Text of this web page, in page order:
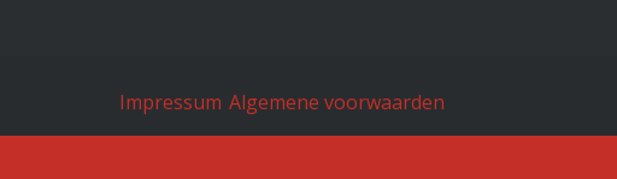
Algemene voorwaarden
Impressum